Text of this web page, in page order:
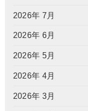
2026年 7月
2026年 6月
2026年 5月
2026年 4月
2026年 3月